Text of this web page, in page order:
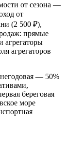
от сезона —
от
(2 500 ₽),
прямые
агрегаторы
агрегаторов
— 50%
береговая
море